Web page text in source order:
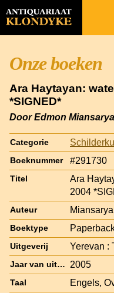
Onze boeken
Ara Haytayan:
*SIGNED*
Door Edmon
Categorie
Boeknummer #291730
Titel
Ara
2004
Auteur
Boektype
Uitgeverij Yerevan :
Jaar van uitgave 2005
Taal Engels,